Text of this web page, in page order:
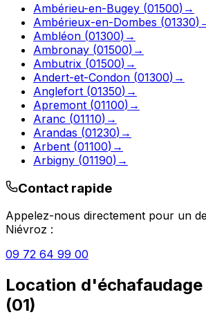
Ambérieu-en-Bugey (01500) →
Ambérieux-en-Dombes (01330)
Ambléon (01300) →
Ambronay (01500) →
Ambutrix (01500) →
Andert-et-Condon (01300) →
Anglefort (01350) →
Apremont (01100) →
Aranc (01110) →
Arandas (01230) →
Arbent (01100) →
Arbigny (01190) →
Contact rapide
Appelez-nous directement pour un
Niévroz :
09 72 64 99 00
Location d'échafaudage
(01)